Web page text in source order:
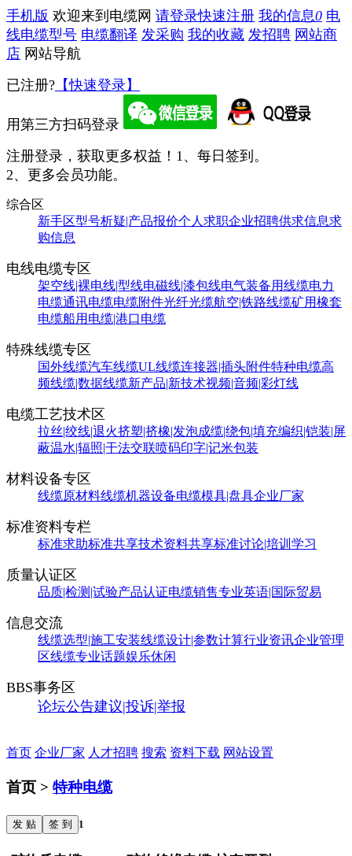
手机版 欢迎来到电缆网 请登录快速注册 我的信息0 电
线电缆型号 电缆翻译 发采购 我的收藏 发招聘 网站商
店 网站导航
已注册? 【快速登录】
用第三方扫码登录
注册登录，获取更多权益！ 1、每日签到。
2、更多会员功能。
综合区
新手区型号析疑|产品报价个人求职企业招聘供求信息求
购信息
电线电缆专区
架空线|裸电线|型线电磁线|漆包线电气装备用线缆电力
电缆通讯电缆电缆附件光纤光缆航空|铁路线缆矿用橡套
电缆船用电缆|港口电缆
特殊线缆专区
国外线缆汽车线缆UL线缆连接器|插头附件特种电缆高
频线缆|数据线缆新产品|新技术视频|音频|彩灯线
电缆工艺技术区
拉丝|绞线|退火挤塑|挤橡|发泡成缆|绕包|填充编织|铠装|屏
蔽温水|辐照|干法交联喷码印字|记米包装
材料设备专区
线缆原材料线缆机器设备电缆模具|盘具企业厂家
标准资料专栏
标准求助标准共享技术资料共享标准讨论|培训学习
质量认证区
品质|检测|试验产品认证电缆销售专业英语|国际贸易
信息交流
线缆选型|施工安装线缆设计|参数计算行业资讯企业管理
区线缆专业话题娱乐休闲
BBS事务区
论坛公告建议|投诉|举报
首页 企业厂家 人才招聘 搜索 资料下载 网站设置
首页 > 特种电缆
发 贴 签 到 1